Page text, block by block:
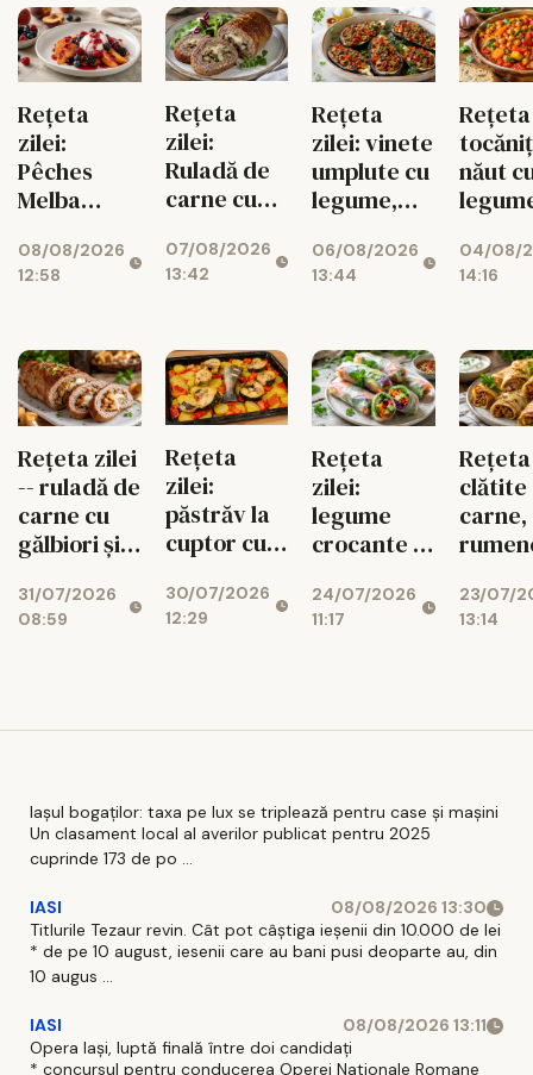
Rețeta
zilei:
Pêches
Melba
diabetici,
cu fructe
08/08/2026
12:58
Rețeta
zilei:
Ruladă de
carne cu
dovlecei și
mozzarella
07/08/2026
13:42
Rețeta
zilei: vinete
umplute cu
legume,
de post
06/08/2026
13:44
năut
04/08/
14:16
Rețeta zilei
-- ruladă de
carne cu
gălbiori și
31/07/2026
08:59
Rețeta
zilei:
păstrăv la
cuptor cu
vară
30/07/2026
12:29
Rețeta
zilei:
legume
crocante în
gata rapid
24/07/2026
11:17
clătite
carne,
23/07/
13:14
Iașul bogaților: taxa pe lux se triplează pentru case și mașini
Un clasament local al averilor publicat pentru 2025
cuprinde 173 de po ...
IASI
08/08/2026 13:30
Titlurile Tezaur revin. Cât pot câștiga ieșenii din 10.000 de lei
* de pe 10 august, iesenii care au bani pusi deoparte au, din
10 augus ...
IASI
08/08/2026 13:11
Opera Iași, luptă finală între doi candidați
* concursul pentru conducerea Operei Nationale Romane